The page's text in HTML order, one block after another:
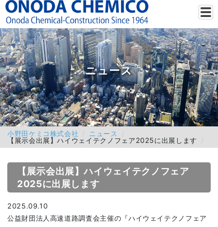
ニュース
小野田ケミコ株式会社
ニュース
【展示会出展】ハイウェイテクノフェア2025に出展します
【展示会出展】ハイウェイテクノフェア
2025に出展します
2025.09.10
公益財団法人高速道路調査会主催の『ハイウェイテクノフェア